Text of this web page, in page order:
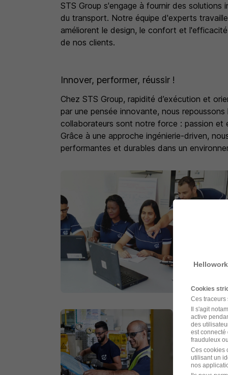
STS Group s'engage à fournir des
du transport. Notre équipe d'experts
améliorent le design, le confort et
de nos clients.
Innover, performer, réussir !
Chez STS Group, rapidité d’exécution et
par une pensée innovante, nous
collaborateurs sont notre force : passion et
Grâce à une approche ingénierie-driven,
performantes et durables dans un
Cookies
Ces traceurs
Il s'agit
active
des
est connecté
frauduleux
Ces cookies
utilisant un
nos